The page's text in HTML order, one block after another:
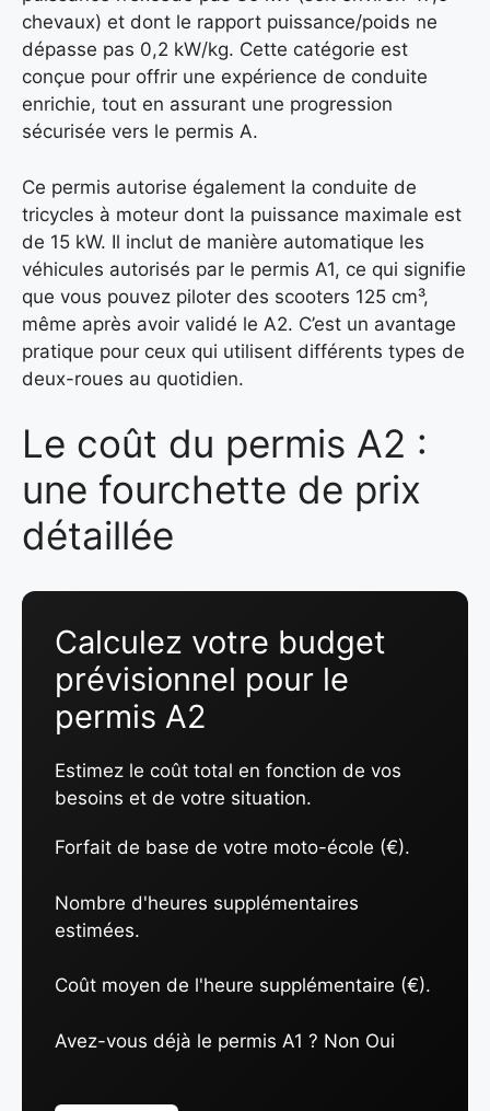
chevaux) et dont le rapport puissance/poids ne
dépasse pas 0,2 kW/kg. Cette catégorie est
conçue pour offrir une expérience de conduite
enrichie, tout en assurant une progression
sécurisée vers le permis A.
Ce permis autorise également la conduite de
tricycles à moteur dont la puissance maximale est
de 15 kW. Il inclut de manière automatique les
véhicules autorisés par le permis A1, ce qui signifie
que vous pouvez piloter des scooters 125 cm³,
même après avoir validé le A2. C’est un avantage
pratique pour ceux qui utilisent différents types de
deux-roues au quotidien.
Le coût du permis A2 :
une fourchette de prix
détaillée
Calculez votre budget
prévisionnel pour le
permis A2
Estimez le coût total en fonction de vos
besoins et de votre situation.
Forfait de base de votre moto-école (€).
Nombre d'heures supplémentaires
estimées.
Coût moyen de l'heure supplémentaire (€).
Avez-vous déjà le permis A1 ? Non Oui